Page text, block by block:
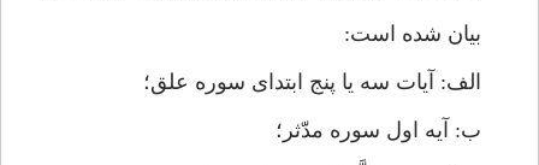
بيان شده است:
الف: آيات سه يا پنج ابتداى سوره علق؛
ب: آيه اول سوره مدّثر؛